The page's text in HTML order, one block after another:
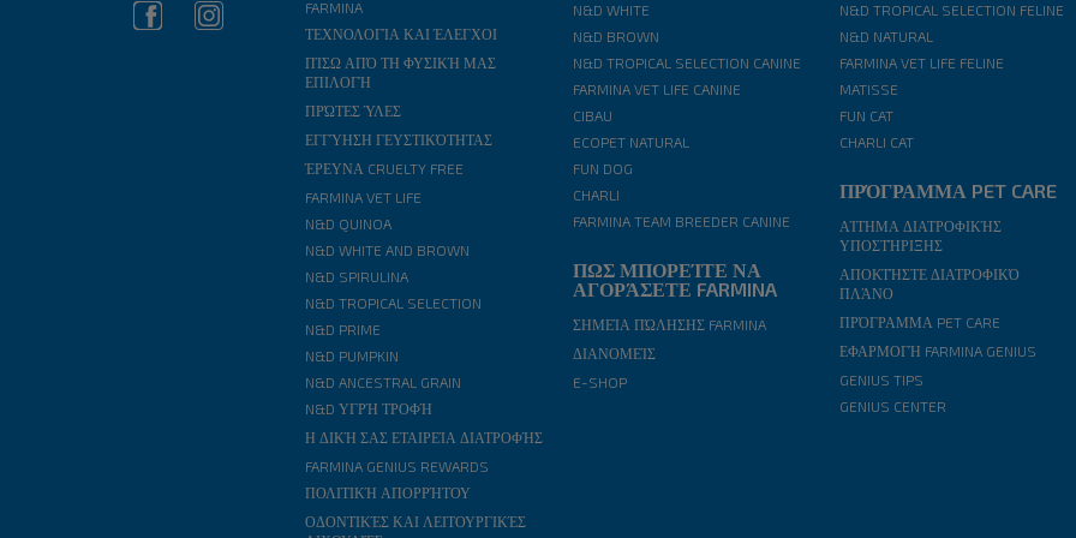
FARMINA
ΤΕΧΝΟΛΟΓΊΑ ΚΑΙ ΈΛΕΓΧΟΙ
ΠΊΣΩ ΑΠΌ ΤΗ ΦΥΣΙΚΉ ΜΑΣ
ΕΠΙΛΟΓΉ
ΠΡΏΤΕΣ ΎΛΕΣ
ΕΓΓΎΗΣΗ ΓΕΥΣΤΙΚΌΤΗΤΑΣ
ΈΡΕΥΝΑ CRUELTY FREE
FARMINA VET LIFE
N&D QUINOA
N&D WHITE AND BROWN
N&D SPIRULINA
N&D TROPICAL SELECTION
N&D PRIME
N&D PUMPKIN
N&D ANCESTRAL GRAIN
N&D ΥΓΡΉ ΤΡΟΦΉ
Η ΔΙΚΉ ΣΑΣ ΕΤΑΙΡΕΊΑ ΔΙΑΤΡΟΦΉΣ
FARMINA GENIUS REWARDS
ΠΟΛΙΤΙΚΉ ΑΠΟΡΡΉΤΟΥ
ΟΔΟΝΤΙΚΈΣ ΚΑΙ ΛΕΙΤΟΥΡΓΙΚΈΣ
N&D WHITE
N&D BROWN
N&D TROPICAL SELECTION CANINE
FARMINA VET LIFE CANINE
CIBAU
ECOPET NATURAL
FUN DOG
CHARLI
FARMINA TEAM BREEDER CANINE
ΠΩΣ ΜΠΟΡΕΊΤΕ ΝΑ
ΑΓΟΡΆΣΕΤΕ FARMINA
ΣΗΜΕΊΑ ΠΏΛΗΣΗΣ FARMINA
ΔΙΑΝΟΜΕΊΣ
E-SHOP
N&D TROPICAL SELECTION FELINE
N&D NATURAL
FARMINA VET LIFE FELINE
MATISSE
FUN CAT
CHARLI CAT
ΠΡΌΓΡΑΜΜΑ PET CARE
ΑΊΤΗΜΑ ΔΙΑΤΡΟΦΙΚΉΣ
ΥΠΟΣΤΉΡΙΞΗΣ
ΑΠΟΚΤΉΣΤΕ ΔΙΑΤΡΟΦΙΚΌ
ΠΛΆΝΟ
ΠΡΌΓΡΑΜΜΑ PET CARE
ΕΦΑΡΜΟΓΉ FARMINA GENIUS
GENIUS TIPS
GENIUS CENTER